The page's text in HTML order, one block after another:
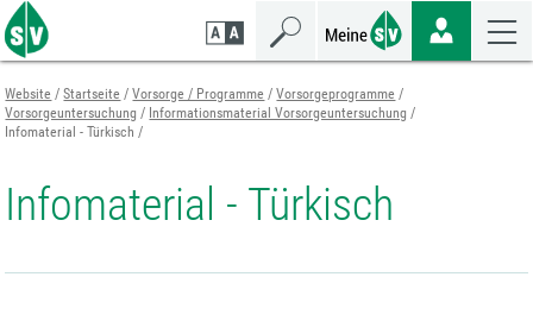
Zum
Seiteninhalt
springen
Zur
Navigation
springen
Zur
Mobilen
Navigation
springen
Website Startseite Vorsorge / Programme
Vorsorgeprogramme
Vorsorgeuntersuchung
Informationsmaterial Vorsorgeuntersuchung
Infomaterial - Türkisch
Infomaterial - Türkisch